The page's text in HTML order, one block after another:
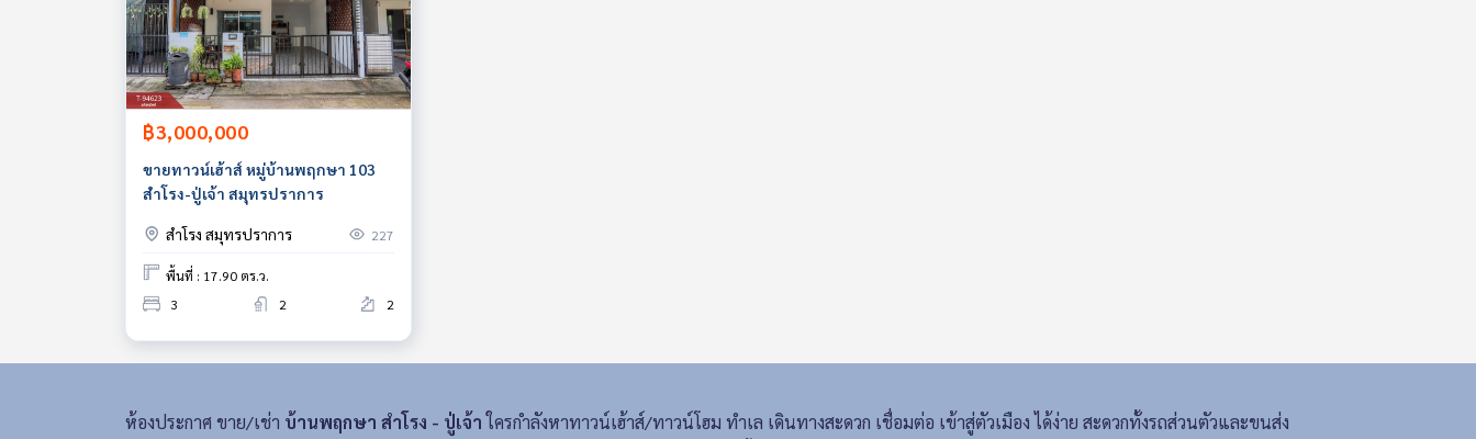
฿3,000,000
ขายทาวน์เฮ้าส์ หมู่บ้านพฤกษา 103
สำโรง-ปู่เจ้า สมุทรปราการ
สำโรง สมุทรปราการ 227
พื้นที่ : 17.90 ตร.ว.
3
2 2
ห้องประกาศ ขาย/เช่า บ้านพฤกษา สำโรง - ปู่เจ้าใครกำลังหาทาวน์เฮ้าส์/ทาวน์โฮม ทำเล เดินทางสะดวก เชื่อมต่อ เข้าสู่ตัวเมือง ได้ง่าย สะดวกทั้งรถส่วนตัวและขนส่ง